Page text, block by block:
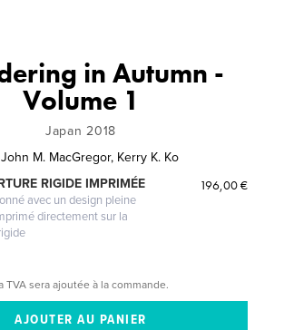
in Autumn -
Volume 1
Japan 2018
John M. MacGregor, Kerry K. Ko
RIGIDE IMPRIMÉE
avec un design pleine
directement sur la
196,00 €
TVA sera ajoutée à la commande.